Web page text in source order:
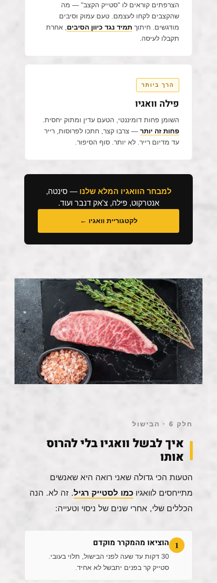
הצרפתים קוראים לו "סטייק הקצב" — מה
שהקצבים לקחו לעצמם. טעם עמוק וסיבים
מודגשים. חיתוך תמיד נגד כיוון הסיבים , אחרת
תקבלו לעיסה.
הרך ביותר
פילה וואגיו
השומן פחות דומיננטי, הטעם עדין ומתוק יחסית.
פחות זה יותר — צרבו קצר, חתכו לפרוסות, רייר
עד מדיום רייר. לא יותר. סוף הסיפור.
למבחר הוואגיו המלא שלנו — סינטה,
אנטרקוט, פילה, צ'אק דנבר ועוד.
לקטגוריית וואגיו ←
חלק 6 · הבישול
איך לבשל וואגיו בלי להרוס
אותו
הטעות הכי גדולה שאני רואה היא שאנשים
מתייחסים לוואגיו כמו לסטייק רגיל. זה לא. הנה
הכללים שלי, אחרי שנים של ניסוי וטעייה:
1 הוציאו מהמקרר מוקדם
30 דקות עד שעה לפני הבישול, תלוי בעובי.
סטייק קר בפנים יתבשל לא אחיד.